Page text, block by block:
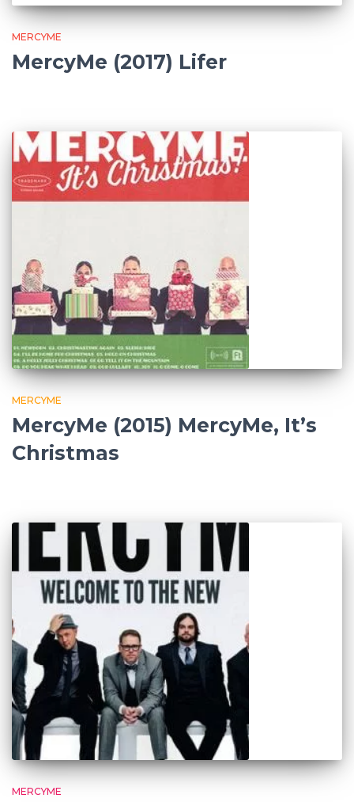
MERCYME
MercyMe (2017) Lifer
MERCYME
MercyMe (2015) MercyMe, It’s
Christmas
MERCYME